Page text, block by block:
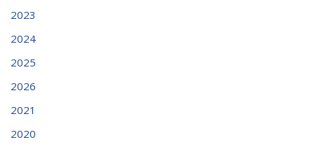
2023
2024
2025
2026
2021
2020